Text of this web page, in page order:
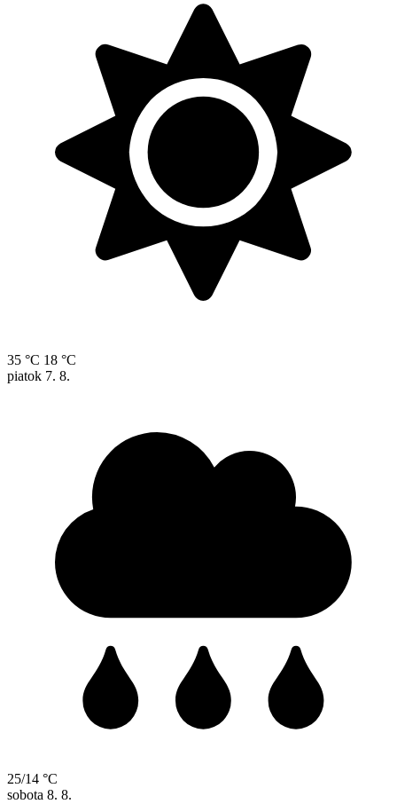
35 °C 18 °C
piatok 7. 8.
25/14 °C
sobota 8. 8.